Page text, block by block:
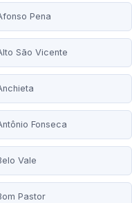
Pena
São Vicente
Fonseca
Vale
Pastor